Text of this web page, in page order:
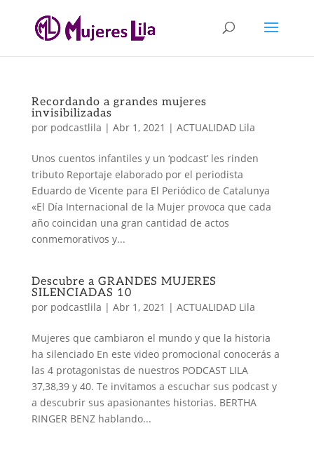
Recordando a grandes mujeres
invisibilizadas
por podcastlila | Abr 1, 2021 | ACTUALIDAD Lila
Unos cuentos infantiles y un ‘podcast’ les rinden
tributo Reportaje elaborado por el periodista
Eduardo de Vicente para El Periódico de Catalunya
«El Día Internacional de la Mujer provoca que cada
año coincidan una gran cantidad de actos
conmemorativos y...
Descubre a GRANDES MUJERES
SILENCIADAS 10
por podcastlila | Abr 1, 2021 | ACTUALIDAD Lila
Mujeres que cambiaron el mundo y que la historia
ha silenciado En este video promocional conocerás a
las 4 protagonistas de nuestros PODCAST LILA
37,38,39 y 40. Te invitamos a escuchar sus podcast y
a descubrir sus apasionantes historias. BERTHA
RINGER BENZ hablando...